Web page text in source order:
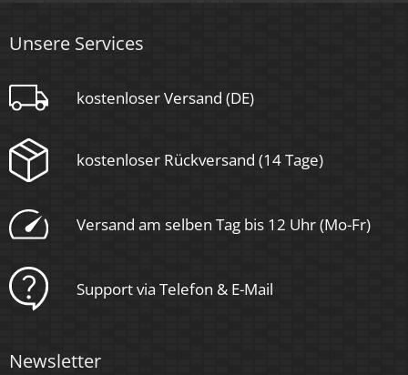
Sockel
Schaltzyklen
Anlaufzeit
< 1,00 Sek.
Zündzeit
Unsere Services
kostenloser Versand (DE)
kostenloser Rückversand (14 Tage)
Versand am selben Tag bis 12 Uhr (Mo-Fr)
Support via Telefon & E-Mail
Newsletter